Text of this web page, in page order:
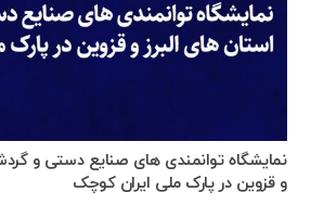
نمایشگاه توانمندی های صنایع دستی و
و قزوین در پارک ملی ایران کوچک